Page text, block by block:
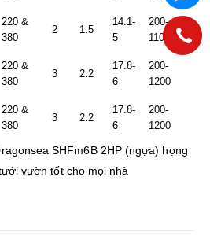
220 &
380
2 1.5
14.1-
5
200-
1100
220 &
380
3 2.2
17.8-
6
200-
1200
220 &
380
3 2.2
17.8-
6
200-
1200
SHFm6B 2HP (ngựa) họng
vườn tốt cho mọi nhà